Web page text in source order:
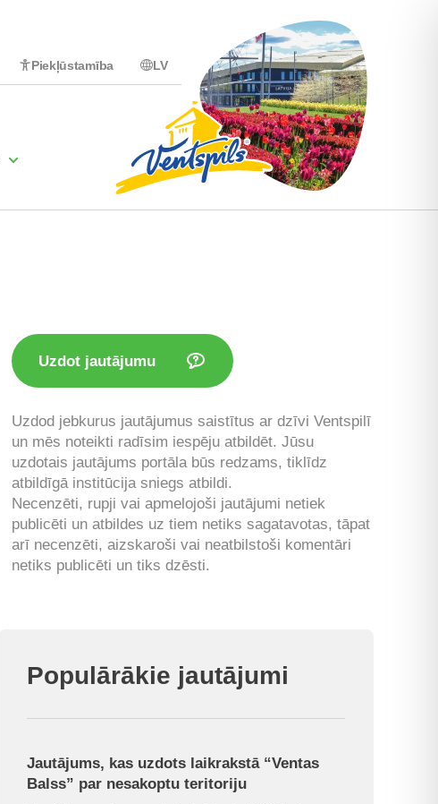
Piekļūstamība LV
Uzdot jautājumu
Uzdod jebkurus jautājumus saistītus ar dzīvi Ventspilī
un mēs noteikti radīsim iespēju atbildēt. Jūsu
uzdotais jautājums portāla būs redzams, tiklīdz
atbildīgā institūcija sniegs atbildi.
Necenzēti, rupji vai apmelojoši jautājumi netiek
publicēti un atbildes uz tiem netiks sagatavotas, tāpat
arī necenzēti, aizskaroši vai neatbilstoši komentāri
netiks publicēti un tiks dzēsti.
Populārākie jautājumi
Jautājums, kas uzdots laikrakstā “Ventas
Balss” par nesakoptu teritoriju